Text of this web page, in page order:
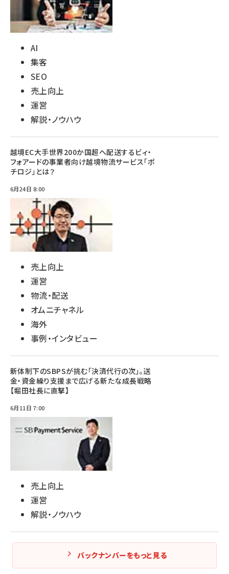
AI
集客
SEO
売上向上
運営
解説・ノウハウ
越境EC大手世界200か国超へ配送するビィ・
フォアードの事業者向け越境物流サービス「ポ
チロジ」とは？
6月24日 8:00
売上向上
運営
物流・配送
オムニチャネル
海外
事例・インタビュー
新体制下のSBPSが挑む「決済代行の次」。送
金・資金繰り支援まで広げる新たな成長戦略
【堀田社長に直撃】
6月11日 7:00
売上向上
運営
解説・ノウハウ
バックナンバーをもっと見る